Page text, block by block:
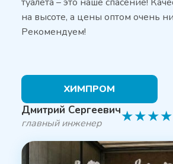
на высоте, а цены оптом очень
Рекомендуем!
ХИМПРОМ
Дмитрий Сергеевич
главный инженер ★★★★